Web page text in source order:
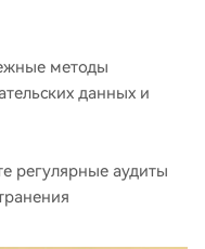
методы
данных и
регулярные аудиты